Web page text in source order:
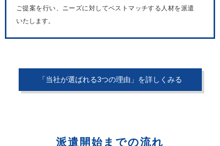
ご提案を行い、ニーズに対してベストマッチする人材を派遣
いたします。
「当社が選ばれる3つの理由」を詳しくみる
派遣開始までの流れ